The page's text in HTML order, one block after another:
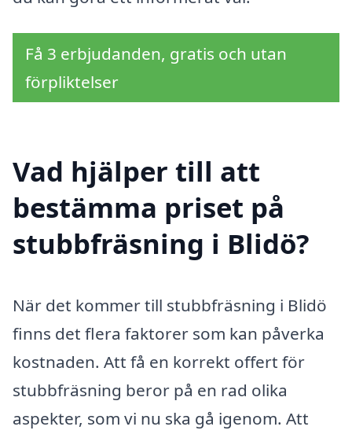
Få 3 erbjudanden, gratis och utan
förpliktelser
Vad hjälper till att
bestämma priset på
stubbfräsning i Blidö?
När det kommer till stubbfräsning i Blidö
finns det flera faktorer som kan påverka
kostnaden. Att få en korrekt offert för
stubbfräsning beror på en rad olika
aspekter, som vi nu ska gå igenom. Att